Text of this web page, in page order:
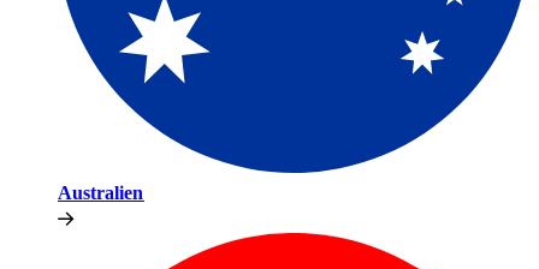
Australien​​